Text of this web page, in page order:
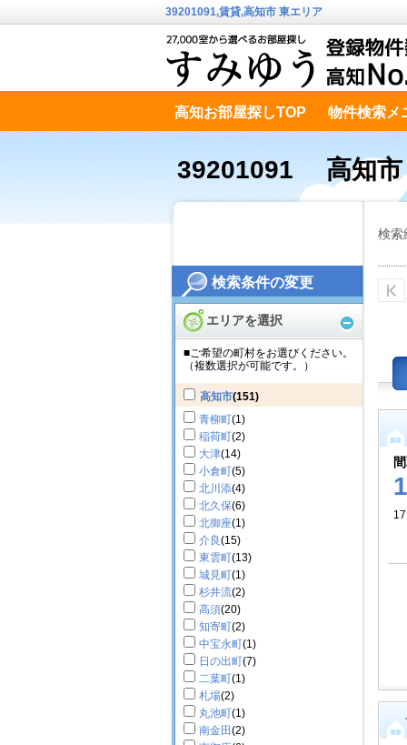
検索条件の変更
エリアを選択
■ご希望の町村をお選びください。
（複数選択が可能です。）
高知市(151)
青柳町(1)
稲荷町(2)
大津(14)
小倉町(5)
北川添(4)
北久保(6)
北御座(1)
介良(15)
東雲町(13)
城見町(1)
杉井流(2)
高須(20)
知寄町(2)
中宝永町(1)
日の出町(7)
二葉町(1)
札場(2)
丸池町(1)
南金田(2)
39201091,賃貸,高知市 東エリア
高知お部屋探しTOP 物件検索メ
テキストデータ
39201091 高知市
検索